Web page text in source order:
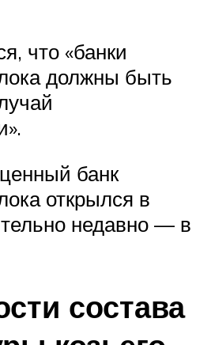
что «банки
должны быть
банк
открылся в
недавно — в
состава